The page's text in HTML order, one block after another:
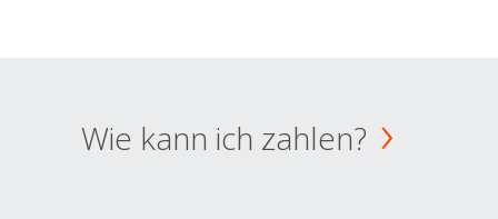
Wie kann ich zahlen?